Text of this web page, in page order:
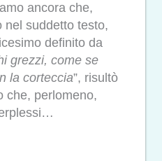
ancora che,
nel suddetto testo,
definito da
grezzi, come se
la corteccia”, risultò
che, perlomeno,